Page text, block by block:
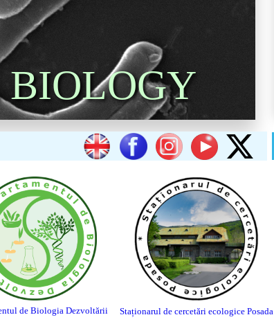
de Biologia Dezvoltării Staționarul de cercetări ecologice Posada